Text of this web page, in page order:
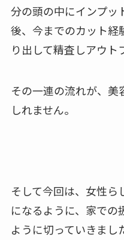
分の頭の中にインプッ
後、今までのカット経
り出して精査しアウト
その一連の流れが、美
しれません。
そして今回は、女性ら
になるように、家での
ように切っていきまし